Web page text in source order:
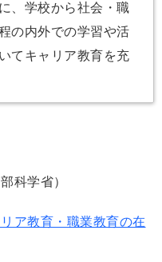
、学校から社会・職
の内外での学習や活
てキャリア教育を充
部科学省）
ア教育・職業教育の在